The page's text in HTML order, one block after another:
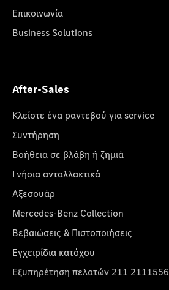
Επικοινωνία
Business Solutions
After-Sales
Κλείστε ένα ραντεβού για service
Συντήρηση
Βοήθεια σε βλάβη ή ζημιά
Γνήσια ανταλλακτικά
Αξεσουάρ
Mercedes-Benz Collection
Βεβαιώσεις & Πιστοποιήσεις
Εγχειρίδια κατόχου
Εξυπηρέτηση πελατών 211 2111556